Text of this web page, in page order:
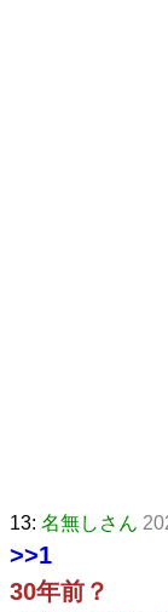
13: 名無しさん
>>1
30年前？